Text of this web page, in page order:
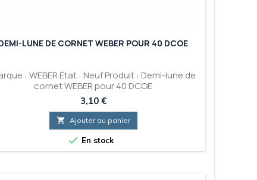
LUNE DE CORNET WEBER POUR 40 DCOE
: WEBER État : Neuf Produit : Demi-lune de
cornet WEBER pour 40 DCOE
Prix
3,10 €
 Ajouter au panier
 En stock